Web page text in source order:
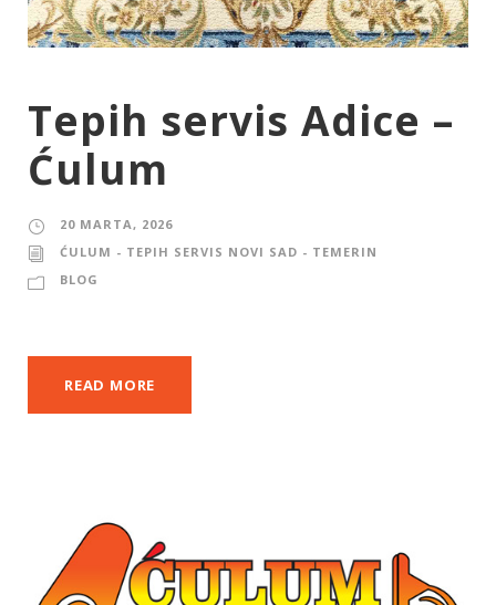
Tepih servis Adice –
Ćulum
20 MARTA, 2026
ĆULUM - TEPIH SERVIS NOVI SAD - TEMERIN
BLOG
READ MORE